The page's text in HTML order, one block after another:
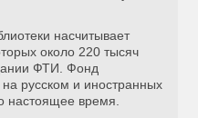
насчитывает
около 220 тысяч
ФТИ. Фонд
русском и иностранных
настоящее время.